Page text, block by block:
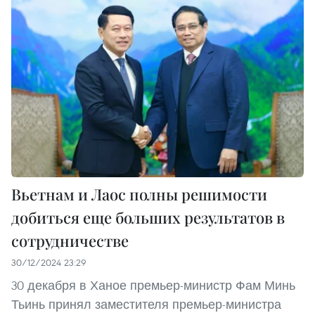
Вьетнам и Лаос полны решимости
добиться еще больших результатов в
сотрудничестве
30/12/2024 23:29
30 декабря в Ханое премьер-министр Фам Минь
Тьинь принял заместителя премьер-министра